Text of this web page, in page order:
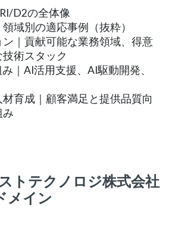
D2の全体像
域別の適応事例（抜粋）
ン｜貢献可能な業務領域、得意
術スタック
｜AI活用支援、AI駆動開発、
育成｜顧客満足と提供品質向
み
トテクノロジ株式会社
メイン